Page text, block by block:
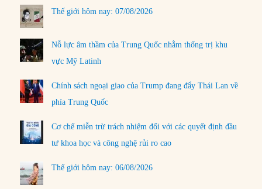
Thế giới hôm nay: 07/08/2026
Nỗ lực âm thầm của Trung Quốc nhằm thống trị khu
vực Mỹ Latinh
Chính sách ngoại giao của Trump đang đẩy Thái Lan về
phía Trung Quốc
Cơ chế miễn trừ trách nhiệm đối với các quyết định đầu
tư khoa học và công nghệ rủi ro cao
Thế giới hôm nay: 06/08/2026